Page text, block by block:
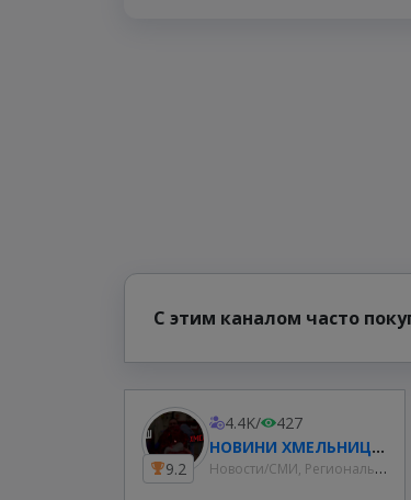
С этим каналом часто
9.2
4.4K/
427
НОВИНИ ХМЕЛЬНИЦЬКОГО та УКРАЇНИ🇺🇦
Новости/СМИ, Региональные